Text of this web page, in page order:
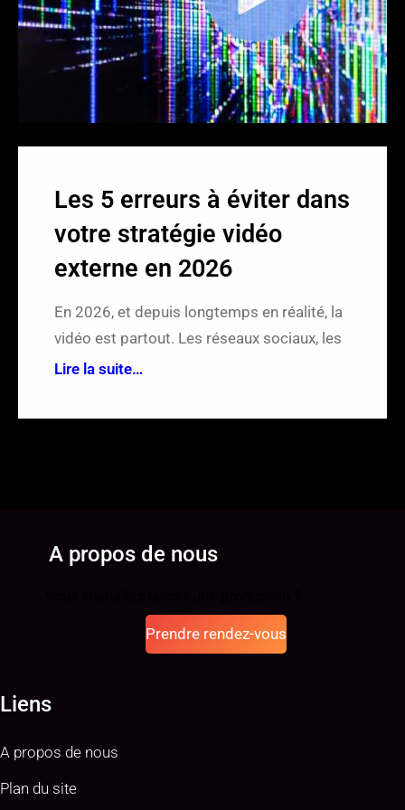
r
Les 5 erreurs à éviter dans
votre stratégie vidéo
externe en 2026
En 2026, et depuis longtemps en réalité, la
vidéo est partout. Les réseaux sociaux, les
Lire la suite…
A propos de nous
Prendre rendez-vous
Liens
A propos de nous
Plan du site